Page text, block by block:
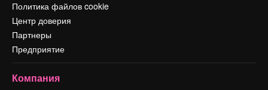
Политика файлов cookie
Центр доверия
Партнеры
Предприятие
Компания